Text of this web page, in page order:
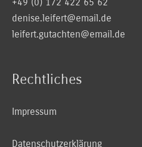
denise.leifert@email.de
leifert.gutachten@email.de
Rechtliches
Impressum
Datenschutzerklärung